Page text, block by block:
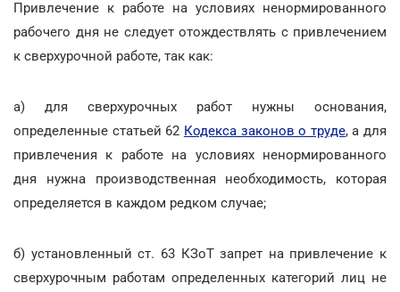
Привлечение к работе на условиях ненормированного
рабочего дня не следует отождествлять с привлечением
к сверхурочной работе, так как:
а) для сверхурочных работ нужны основания,
определенные статьей 62 Кодекса законов о труде, а для
привлечения к работе на условиях ненормированного
дня нужна производственная необходимость, которая
определяется в каждом редком случае;
б) установленный ст. 63 КЗоТ запрет на привлечение к
сверхурочным работам определенных категорий лиц не